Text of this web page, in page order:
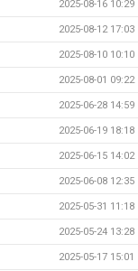
2025-08-16 10:29
2025-08-12 17:03
2025-08-10 10:10
2025-08-01 09:22
2025-06-28 14:59
2025-06-19 18:18
2025-06-15 14:02
2025-06-08 12:35
2025-05-31 11:18
2025-05-24 13:28
2025-05-17 15:01